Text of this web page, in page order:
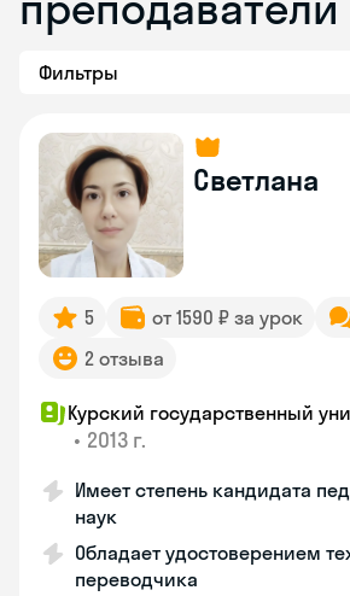
Фильтры
Светлана
5 от 1590 ₽ за урок
2 отзыва
Курский государственный
• 2013 г.
Имеет степень кандидата
наук
Обладает удостоверением
переводчика